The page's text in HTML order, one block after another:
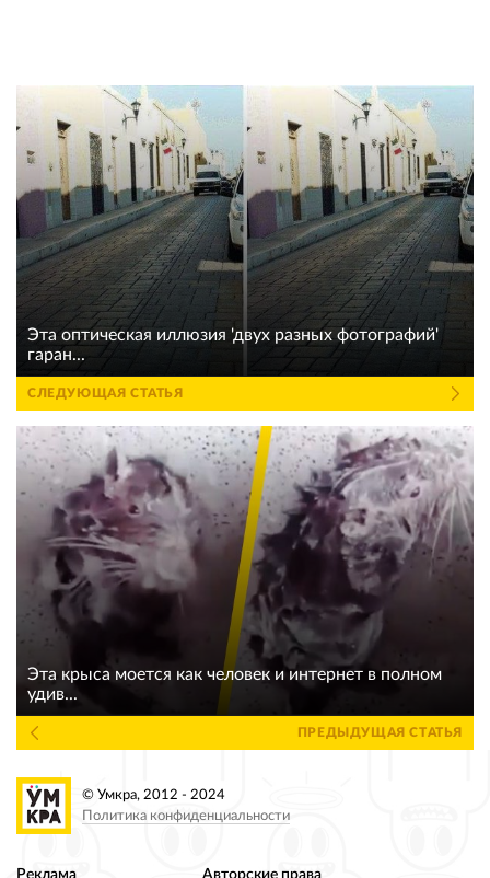
Эта оптическая иллюзия 'двух разных фотографий'
гаран...
СЛЕДУЮЩАЯ СТАТЬЯ
Эта крыса моется как человек и интернет в полном
удив...
ПРЕДЫДУЩАЯ СТАТЬЯ
Реклама Авторские права
© Умкра, 2012 - 2024
Политика конфиденциальности